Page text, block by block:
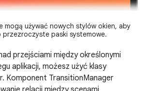
mogą używać nowych stylów okien, aby
przezroczyste paski systemowe.
przejściami między określonymi
aplikacji, możesz użyć klasy
Komponent TransitionManager